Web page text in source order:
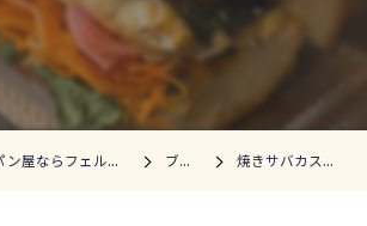
大阪府池田市のパン屋ならフェルディナンド ブログ 焼きサバカスクート